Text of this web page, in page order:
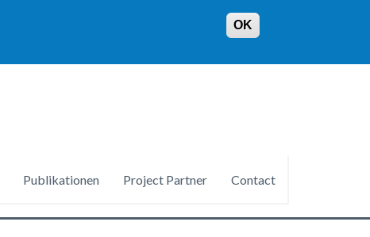
OK
Publikationen Project Partner Contact